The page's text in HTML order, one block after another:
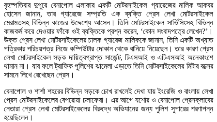
বৃহস্পতিবার দুপুরে বেনাপোল এলাকার একটি মোটরসাইকেল গ্যারেজের মালিক আকবর
হোসেন জানান, তার গ্যারেজে সম্প্রতি এক ব্যক্তি প্রেস লেখা মোটরসাইকেল
মেরামতসহ বিভিন্ন কাজের উদ্দেশ্যে আসেন। তিনি মোটরসাইকেল সার্ভিসিংসহ বিভিন্ন
কাজকর্ম করে দেওয়ার ফাঁকে ওই ব্যক্তিকে প্রশ্ন করেন, ‘কোন সংবাদপত্রে লেখেন?’।
উক্ত প্রেস লেখা মোটরসাইকেলের চালক গ্যারেজ মালিককে জানান, তিনি একটি অখ্যাত
পত্রিকার পরিচয়পত্র নিজে কম্পিউটার দোকান থেকে বানিয়ে নিয়েছেন। তার কারণ প্রেস
লেখা মোটরসাইকেল সড়ক দায়িত্বপ্রাপ্ত সার্জেন্ট, টিএসআই ও এটিএসআই অনেকাংশে
থামান না। যার ফলে ট্রাফিক পুলিশের ঝামেলা এড়াতে তিনি মোটরসাইকেলের মিটার বক্সের
সামনে লিখে রেখেছেন প্রেস।
বেনাপোল ও শার্শা শহরের বিভিন্ন সড়কে চোখ রাখলেই দেখা যায় ইংরেজি ও বাংলায় লেখা
প্রেস মোটরসাইকেলের বেপরোয়া চলাফেরা। এর আগে যশোর ও বেনাপোল প্রেসক্লাবের
নেতারা প্রেস লেখা মোটরসাইকেলের বিরুদ্ধে অভিযানের জন্য পুলিশ সুপারের শরণাপন্ন
হয়েছিলেন।